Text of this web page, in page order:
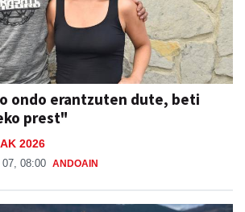
ondo erantzuten dute, beti
prest"
2026
07, 08:00 ANDOAIN